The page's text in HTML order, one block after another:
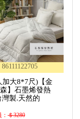
86111122705
加大8*7尺)【金
】石墨烯發熱
灣製.天然的
：＄3280